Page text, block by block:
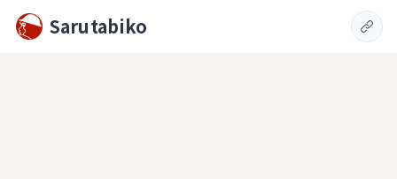
Sarutabiko